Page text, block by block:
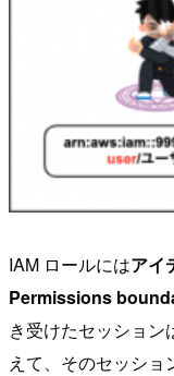
IAM ロールにはアイ
Permissions
き受けたセッショ
えて、そのセッショ